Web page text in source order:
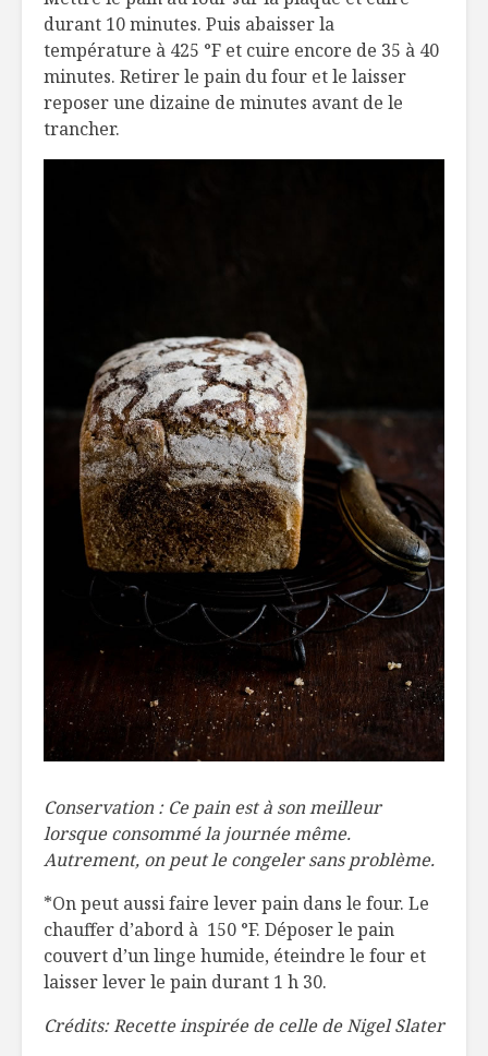
durant 10 minutes. Puis abaisser la
température à 425 °F et cuire encore de 35 à 40
minutes. Retirer le pain du four et le laisser
reposer une dizaine de minutes avant de le
trancher.
Conservation : Ce pain est à son meilleur
lorsque consommé la journée même.
Autrement, on peut le congeler sans problème.
*On peut aussi faire lever pain dans le four. Le
chauffer d’abord à 150 °F. Déposer le pain
couvert d’un linge humide, éteindre le four et
laisser lever le pain durant 1 h 30.
Crédits: Recette inspirée de celle de Nigel Slater